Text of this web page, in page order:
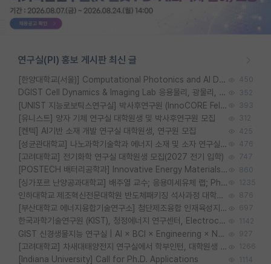
연구실(PI) 홍보 게시판 최신 글
[한양대학교(서울)] Computational Photonics and AI Design Lab 대학원생 모집 450
DGIST Cell Dynamics & Imaging Lab 응용물리, 광물리, 양자, 생물물리 대학원생 모집 [삼성과제, 전문연TO] 352
[UNIST 지능로보틱스연구실] 박사후연구원 (InnoCORE Fellow) 모집 공고 393
[유니스트] 양자 기체 연구실 대학원생 및 박사후연구원 모집 312
[켄텍] AI기반 소재 개발 연구실 대학원생, 연구원 모집 425
[성균관대학교] 나노과학기술학과 에너지 소재 및 소자 연구실 대학원생 모집 476
[고려대학교] 전기화학 연구실 대학원생 모집(2027 전기 입학) 747
[POSTECH 배터리공학과] Innovative Energy Materials Lab 대학원생 모집 (특성화대학원) 860
[싱가포르 난양공과대학교] 배주열 교수; 응용미세유체 랩; PhD/Postdoc/Visiting 모집 1235
인하대학교 제조혁신전문대학원 반도체패키징 석사과정 대학원생 모집 876
[부산대학교 에너지융합기술연구소] 첨단제조융합 인재육성지원 박사후연구원 채용 (이진홍 교수님 연구실) 697
한국과학기술연구원 (KIST), 청정에너지 연구센터, Electrochemical Materials and Devices (Emd) Lab에서 학생을 모집합니다. (연,고대) 1142
GIST 신경생물지능 연구실 | AI × BCI × Engineering × Neuroscience 이노코어 Post-doc 모집 927
[고려대학교] 차새대태양전지 연구실에서 학부인턴, 대학원생 및 Post.Doc.을 모집합니다. 1266
[Indiana University] Call for Ph.D. Applications 1114